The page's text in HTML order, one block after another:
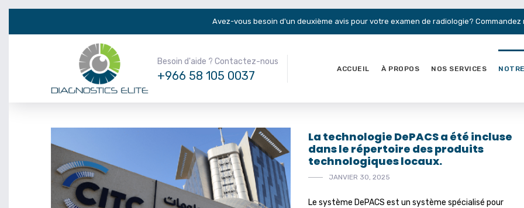
Avez-vous besoin d'un deuxième avis pour votre examen de radiologie?
Besoin d'aide ? Contactez-nous
+966 58 105 0037 ACCUEIL À PROPOS NOS SERVICES
La technologie DePACS a été incluse
dans le répertoire des produits
technologiques locaux.
JANVIER 30, 2025
Le système DePACS est un système spécialisé pour